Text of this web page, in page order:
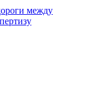
между